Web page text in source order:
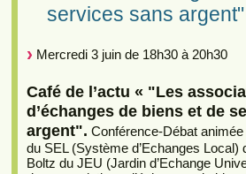
services sans argent"
Mercredi 3 juin de 18h30 à 20h30
Café de l’actu « "Les
d’échanges de biens et de
argent". Conférence-Débat
du SEL (Système d’Echanges Local)
Boltz du JEU (Jardin d’Echange